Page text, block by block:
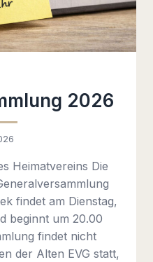
2026
Heimatvereins Die
findet am Dienstag,
beginnt um 20.00
findet nicht
der Alten EVG statt,